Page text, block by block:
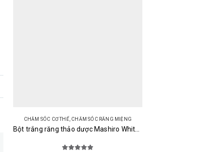
CHĂM SÓC CƠ THỂ, CHĂM SÓC RĂNG MIỆNG
Bột trắng răng thảo dược Mashiro Whitening Tooth Powder 30g Nhật Bản